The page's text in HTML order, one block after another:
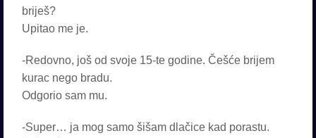
briješ?
Upitao me je.
-Redovno, još od svoje 15-te godine. Češće brijem
kurac nego bradu.
Odgorio sam mu.
-Super… ja mog samo šišam dlačice kad porastu.